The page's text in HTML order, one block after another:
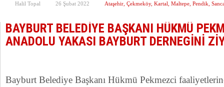
PENDİK RİZELİLER DERNEĞİ’NDEN MHP PENDİK
ZİYARETİ
Hacı Hatun Öztürk Camii İbadete Açıldı
Halil Topal 26 Şubat 2022 Ataşehir Çekmeköy, Kartal Maltepe Pendik
BAYBURT BELEDİYE BAŞKANI HÜKMÜ
ANADOLU YAKASI BAYBURT DERNEGİNİ
Bayburt Belediye Başkanı Hükmü Pekmezci